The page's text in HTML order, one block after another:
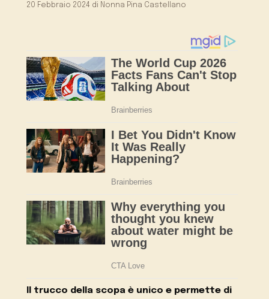
20 Febbraio 2024 di Nonna Pina Castellano
Il trucco della scopa è unico e permette di